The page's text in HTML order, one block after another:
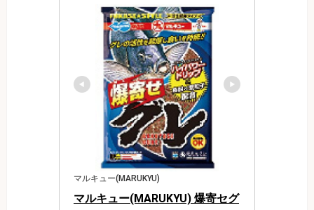
マルキュー(MARUKYU)
マルキュー(MARUKYU) 爆寄セグ